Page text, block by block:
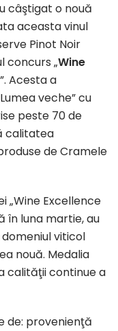
câştigat o nouă
aceasta vinul
Pinot Noir
concurs „Wine
”. Acesta a
veche” cu
peste 70 de
calitatea
de Cramele
„Wine Excellence
în luna martie, au
viticol
nouă. Medalia
calităţii continue a
de: provenienţă